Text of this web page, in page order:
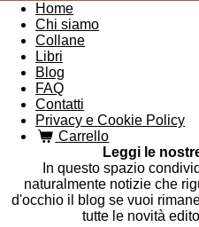
Home
Chi siamo
Collane
Libri
Blog
FAQ
Contatti
Privacy e Cookie Policy
Carrello
Leggi le
In questo spazio
naturalmente notizie che
d'occhio il blog se vuoi
tutte le novità